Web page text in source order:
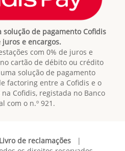
solução de pagamento Cofidis
juros e encargos.
com 0% de juros e
cartão de débito ou crédito
solução de pagamento
factoring entre a Cofidis e o
Cofidis, registada no Banco
com o n.º 921.
Livro de reclamações|